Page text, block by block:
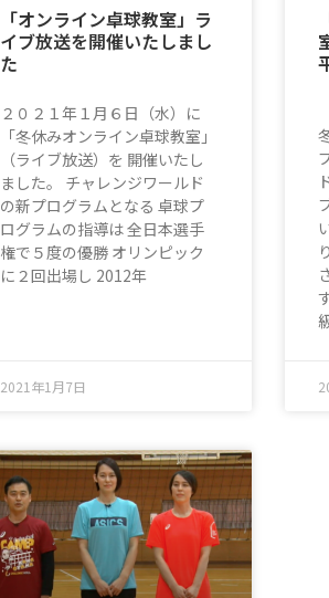
「オンライン卓球教室」ラ
イブ放送を開催いたしまし
た
２０２１年１月６日（水）に
「冬休みオンライン卓球教室」
（ライブ放送）を 開催いたし
ました。 チャレンジワールド
の新プログラムとなる 卓球プ
ログラムの指導は 全日本選手
権で５度の優勝 オリンピック
に２回出場し 2012年
2021年1月7日